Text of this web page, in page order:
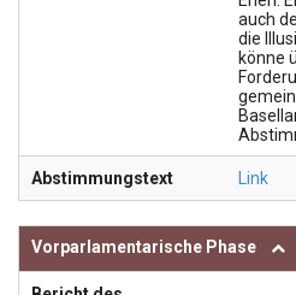
auch
die
könne
Abstimmungstext Link
Vorparlamentarische Phase